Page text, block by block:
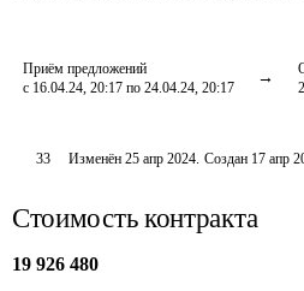
Приём предложений
с 16.04.24, 20:17 по 24.04.24, 20:17
33 Изменён25 апр 2024. Создан 17 апр
Стоимость контракта
19 926 480